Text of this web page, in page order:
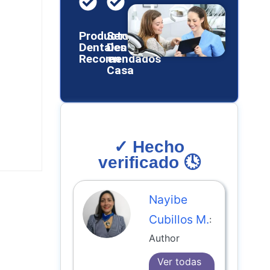
Productos
Dentales
Recomendados
Servicios
Dentales
en
Casa
✓ Hecho
verificado 🕓
Nayibe
Cubillos M.:
Author
Ver todas